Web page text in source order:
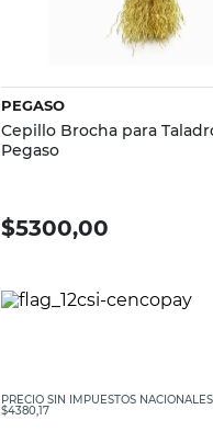
Vista rápida
PEGASO
Cepillo Brocha para
Pegaso
$5300,00
PRECIO SIN IMPUESTOS
$4380,17